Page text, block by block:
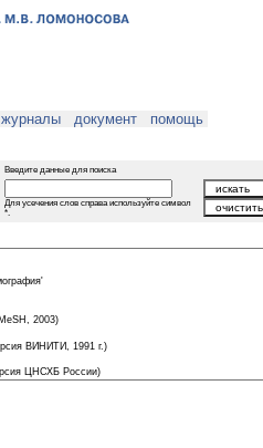
журналы документ помощь
Введите данные для поиска
Для усечения слов справа используйте символ
*.